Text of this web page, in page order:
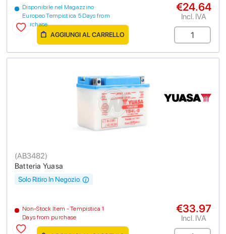
Disponibile nel Magazzino
Europeo Tempistica 5 Days from
purchase
€24.64
Incl. IVA
AGGIUNGI AL CARRELLO
Batteria Yuasa
(AB3482)
Non-Stock Item - Tempistica 1
Days from purchase
Solo Ritiro In Negozio
€33.97
Incl. IVA